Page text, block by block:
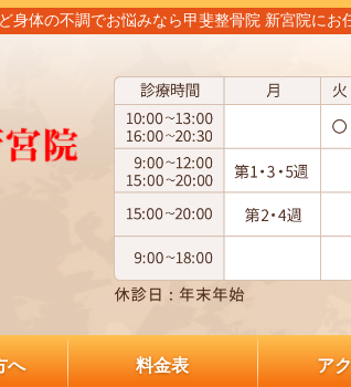
体の不調でお悩みなら甲斐整骨院 新宮院にお
へ 料金表 ア